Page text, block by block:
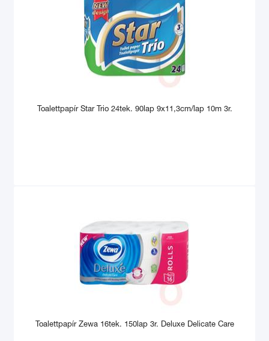
Toalettpapír Star Trio 24tek. 90lap 9x11,3cm/lap 10m 3r.
Toalettpapír Zewa 16tek. 150lap 3r. Deluxe Delicate Care